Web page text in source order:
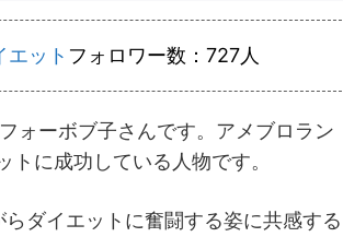
エット フォロワー数：727人
ォーボブ子さんです。アメブロラン
に成功している人物です。
ダイエットに奮闘する姿に共感する